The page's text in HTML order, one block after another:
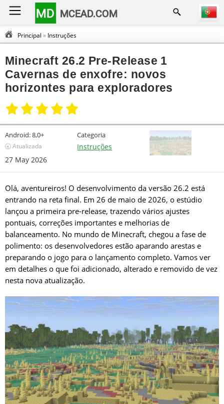
MD MCEAD.COM
Principal » Instruções
Minecraft 26.2 Pre-Release 1
Cavernas de enxofre: novos
horizontes para exploradores
Android:8,0+
🕣 Atualizada
27 May 2026
Categoria
Instruções
Olá, aventureiros! O desenvolvimento da versão 26.2 está
entrando na reta final. Em 26 de maio de 2026, o estúdio
lançou a primeira pre-release, trazendo vários ajustes
pontuais, correções importantes e melhorias de
balanceamento. No mundo de Minecraft, chegou a fase de
polimento: os desenvolvedores estão aparando arestas e
preparando o jogo para o lançamento completo. Vamos ver
em detalhes o que foi adicionado, alterado e removido de vez
nesta nova atualização.